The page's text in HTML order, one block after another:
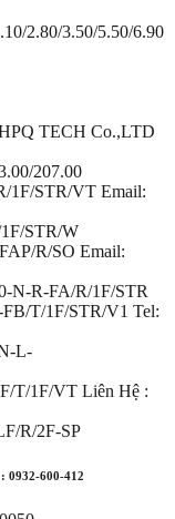
2.80/3.50/5.50/6.90
TECH Co.,LTD
207.00
1F/STR/VT Email:
STR/W
R/SO Email:
N-R-FA/R/1F/STR
T/1F/STR/V1 Tel:
L-
T/1F/VT Liên Hệ :
R/2F-SP
0932-600-412